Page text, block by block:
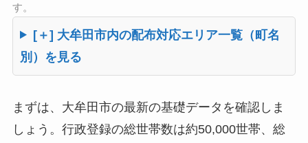
す。
[＋] 大牟田市内の配布対応エリア一覧（町名
別）を見る
まずは、大牟田市の最新の基礎データを確認しま
しょう。行政登録の総世帯数は約50,000世帯、総